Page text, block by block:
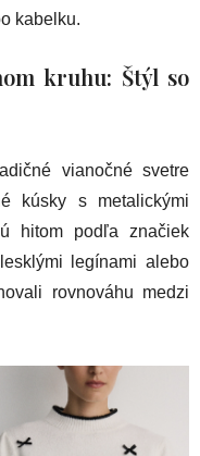
kabelku.
kruhu: Štýl so
vianočné svetre
kúsky s metalickými
hitom podľa značiek
legínami alebo
rovnováhu medzi